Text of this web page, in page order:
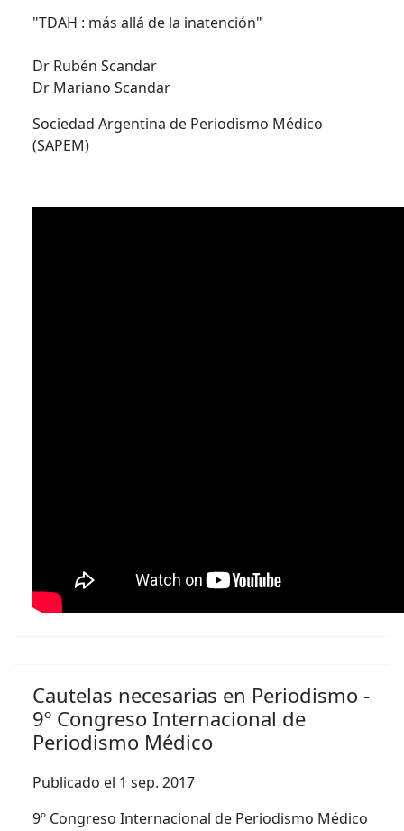
"TDAH : más allá de la inatención"
Dr Rubén Scandar
Dr Mariano Scandar
Sociedad Argentina de Periodismo Médico
(SAPEM)
Cautelas necesarias en Periodismo -
9º Congreso Internacional de
Periodismo Médico
Publicado el 1 sep. 2017
9º Congreso Internacional de Periodismo Médico